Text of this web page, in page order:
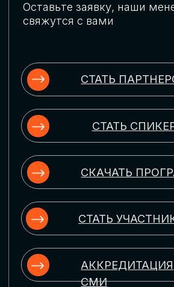
ИСКУССТВЕННЫЙ
Узнаем как компании адаптируются к
новой ИИ-реальности. Как ИИ-
сотрудники становятся
«полноправными» членами команды, как
ИИ-помощники забирают на себя рутину
и как можно значительно увеличить
производительность без огромных
затрат на нейросети
ЦИФРОВИЗАЦИЯ
УПРАВЛЕНИЯ ПЕРСОНАЛОМ
Рассмотрим управление человеческим
комплексные решения для роста
производительности и кейсы
оптимизации процессов найма,
развития, оценки и удержания
ЦИФРОВИЗАЦИЯ
КЛИЕНТСКОГО СЕРВИСА